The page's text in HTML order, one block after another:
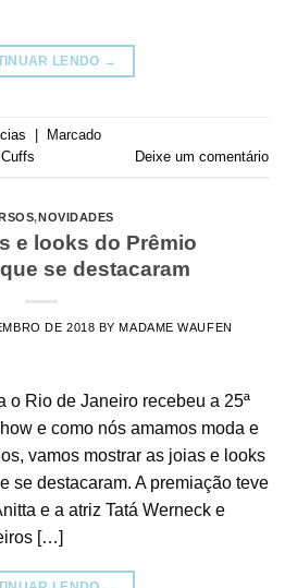
LENDO →
Marcado
Deixe um comentário
,NOVIDADES
e looks do Prêmio
se destacaram
DE 2018 BYMADAME WAUFEN
o Rio de Janeiro recebeu a 25ª
e como nós amamos moda e
vamos mostrar as joias e looks
se destacaram. A premiação teve
e a atriz Tatá Werneck e
[…]